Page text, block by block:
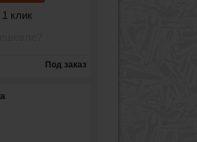
клик
Под заказ